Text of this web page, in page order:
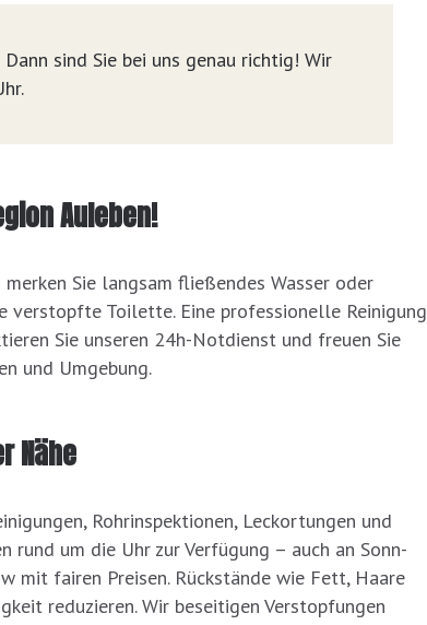
sind Sie bei uns genau richtig! Wir
Auleben!
Sie langsam fließendes Wasser oder
verstopfte Toilette. Eine professionelle Reinigung
Sie unseren 24h-Notdienst und freuen Sie
und Umgebung.
Nähe
Rohrinspektionen, Leckortungen und
rund um die Uhr zur Verfügung – auch an Sonn-
mit fairen Preisen. Rückstände wie Fett, Haare
reduzieren. Wir beseitigen Verstopfungen